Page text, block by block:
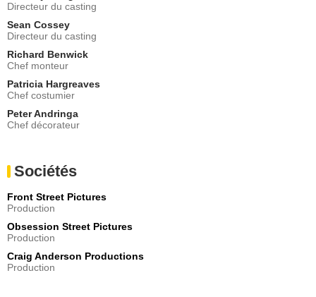
Directeur du casting
Sean Cossey
Directeur du casting
Richard Benwick
Chef monteur
Patricia Hargreaves
Chef costumier
Peter Andringa
Chef décorateur
Sociétés
Front Street Pictures
Production
Obsession Street Pictures
Production
Craig Anderson Productions
Production